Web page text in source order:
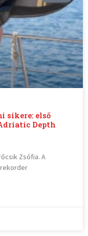
sikere: első
Depth
Zsófia. A